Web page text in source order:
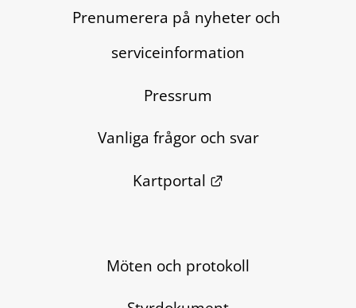
Prenumerera på nyheter och
serviceinformation
Pressrum
Vanliga frågor och svar
Kartportal
Länk till annan
Möten och protokoll